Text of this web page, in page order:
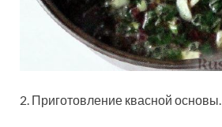
2. Приготовление квасной основы.